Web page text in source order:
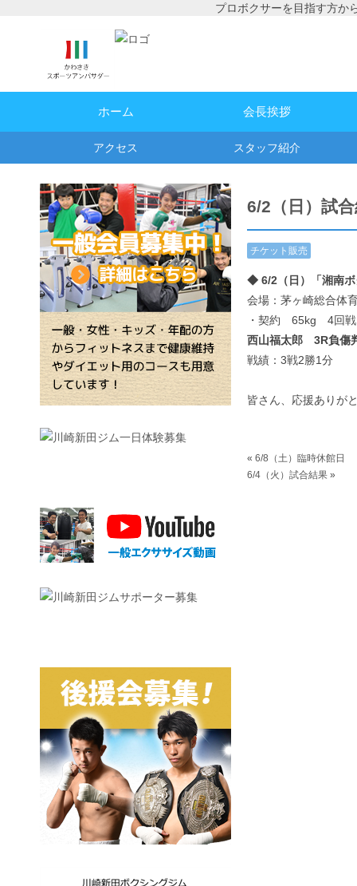
プロボクサーを目指す方か
ホーム 会長挨拶
アクセス スタッフ紹介
6/2（日）試
チケット販売
定・結果
◆ 6/2（日）「湘南
会場：茅ヶ崎総
・契約 65kg 4回戦
西山福太郎 3R負傷
戦績：3戦2勝1分
皆さん、応援ありが
« 6/8（土）臨時休館日
6/4（火）試合結果 »